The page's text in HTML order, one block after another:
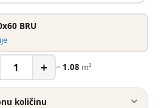
BRU
+ = 1.08 m²
količinu